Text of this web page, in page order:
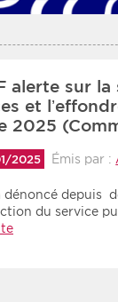
alerte sur
et
2025
2025 Émis par :
dénoncé depuis
du service